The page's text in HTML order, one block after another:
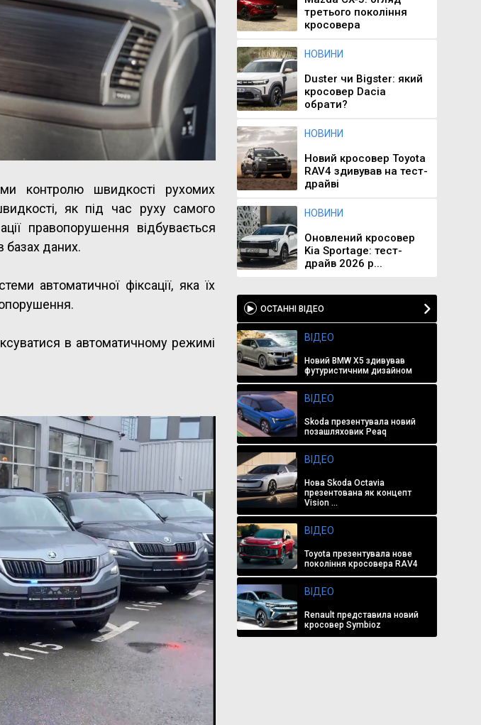
контролю швидкості рухомих
як під час руху самого
правопорушення відбувається
базах даних.
автоматичної фіксації, яка їх
в автоматичному режимі
третього покоління
кросовера
НОВИНИ
Duster чи Bigster: який
кросовер Dacia
обрати?
НОВИНИ
Новий кросовер Toyota
RAV4 здивував на тест-
драйві
НОВИНИ
Оновлений кросовер
Kia Sportage: тест-
драйв 2026 р...
ОСТАННІ ВІДЕО
ВІДЕО
Новий BMW X5 здивував
футуристичним дизайном
ВІДЕО
Skoda презентувала новий
позашляховик Peaq
ВІДЕО
Нова Skoda Octavia
презентована як концепт
Vision ...
ВІДЕО
Toyota презентувала нове
покоління кросовера RAV4
ВІДЕО
Renault представила новий
кросовер Symbioz